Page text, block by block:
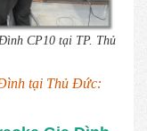
CP10 tại TP. Thủ
tại Thủ Đức: